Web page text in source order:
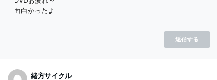
面白かったよ
返信する
緒方サイクル